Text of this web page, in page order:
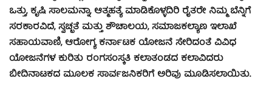
ಒತ್ತು, ಕೃಷಿ ಸಾಲಮನ್ನಾ, ಆತ್ಮಹತ್ಯೆ ಮಾಡಿಕೊಳ್ಳದಿರಿ ರೈತರೇ ನಿಮ್ಮ ಬೆನ್ನಿಗೆ
ಸರಕಾರವಿದೆ, ಸ್ವಚ್ಛತೆ ಮತ್ತು ಶೌಚಾಲಯ, ಸಮಾಜಕಲ್ಯಾಣ ಇಲಾಖೆ
ಸಹಾಯವಾಣಿ, ಆರೋಗ್ಯ ಕರ್ನಾಟಕ ಯೋಜನೆ ಸೇರಿದಂತೆ ವಿವಿಧ
ಯೋಜನೆಗಳ ಕುರಿತು ರಂಗಸಂಸ್ಕತಿ ಕಲಾತಂಡದ ಕಲಾವಿದರು
ಬೀದಿನಾಟಕದ ಮೂಲಕ ಸಾರ್ವಜನಿಕರಿಗೆ ಅರಿವು ಮೂಡಿಸಲಾಯಿತು.